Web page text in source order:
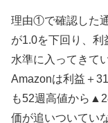
理由①で確認した
が1.0を下回り、
水準に入ってきて
Amazonは利益＋
も52週高値から
価が追いついてい